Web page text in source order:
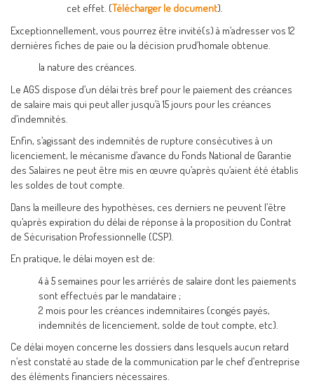
cet effet. (Télécharger le document).
Exceptionnellement, vous pourrez être invité(s) à m’adresser vos 12
dernières fiches de paie ou la décision prud’homale obtenue.
la nature des créances.
Le AGS dispose d’un délai très bref pour le paiement des créances
de salaire mais qui peut aller jusqu’à 15 jours pour les créances
d’indemnités.
Enfin, s’agissant des indemnités de rupture consécutives à un
licenciement, le mécanisme d’avance du Fonds National de Garantie
des Salaires ne peut être mis en œuvre qu’après qu’aient été établis
les soldes de tout compte.
Dans la meilleure des hypothèses, ces derniers ne peuvent l’être
qu’après expiration du délai de réponse à la proposition du Contrat
de Sécurisation Professionnelle (CSP).
En pratique, le délai moyen est de:
4 à 5 semaines pour les arriérés de salaire dont les paiements
sont effectués par le mandataire ;
2 mois pour les créances indemnitaires (congés payés,
indemnités de licenciement, solde de tout compte, etc).
Ce délai moyen concerne les dossiers dans lesquels aucun retard
n’est constaté au stade de la communication par le chef d’entreprise
des éléments financiers nécessaires.